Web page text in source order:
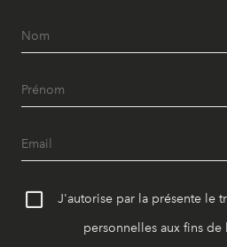
J'autorise par la présente le
personnelles aux fins de